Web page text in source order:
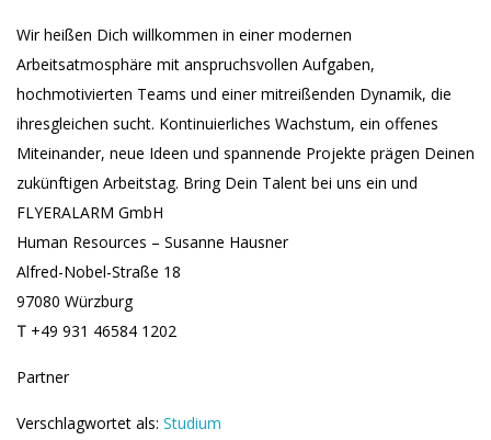
Wir heißen Dich willkommen in einer modernen
Arbeitsatmosphäre mit anspruchsvollen Aufgaben,
hochmotivierten Teams und einer mitreißenden Dynamik, die
ihresgleichen sucht. Kontinuierliches Wachstum, ein offenes
Miteinander, neue Ideen und spannende Projekte prägen Deinen
zukünftigen Arbeitstag. Bring Dein Talent bei uns ein und
FLYERALARM GmbH
Human Resources – Susanne Hausner
Alfred-Nobel-Straße 18
97080 Würzburg
T +49 931 46584 1202
Partner
Verschlagwortet als: Studium